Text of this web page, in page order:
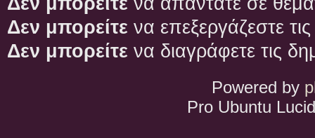
Δεν μπορείτε να επεξεργάζεστε
Δεν μπορείτε να διαγράφετε τις
Powered by
Pro Ubuntu